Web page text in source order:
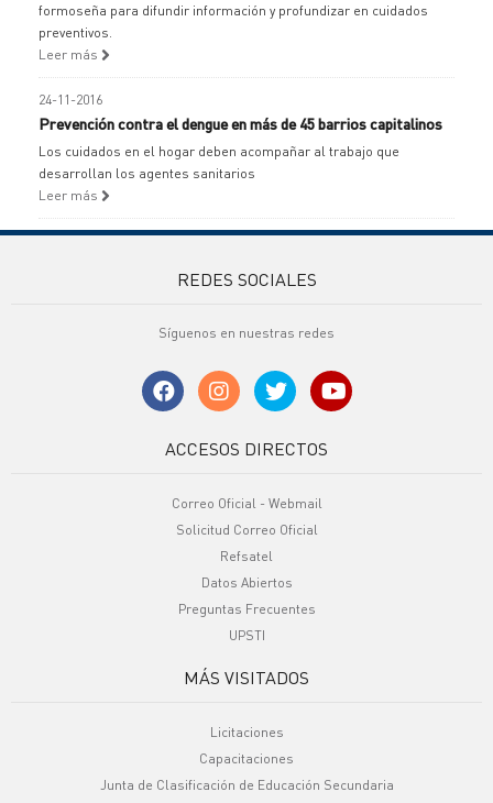
formoseña para difundir información y profundizar en cuidados
preventivos.
Leer más
24-11-2016
Prevención contra el dengue en más de 45 barrios capitalinos
Los cuidados en el hogar deben acompañar al trabajo que
desarrollan los agentes sanitarios
Leer más
REDES SOCIALES
Síguenos en nuestras redes
ACCESOS DIRECTOS
Correo Oficial - Webmail
Solicitud Correo Oficial
Refsatel
Datos Abiertos
Preguntas Frecuentes
UPSTI
MÁS VISITADOS
Licitaciones
Capacitaciones
Junta de Clasificación de Educación Secundaria